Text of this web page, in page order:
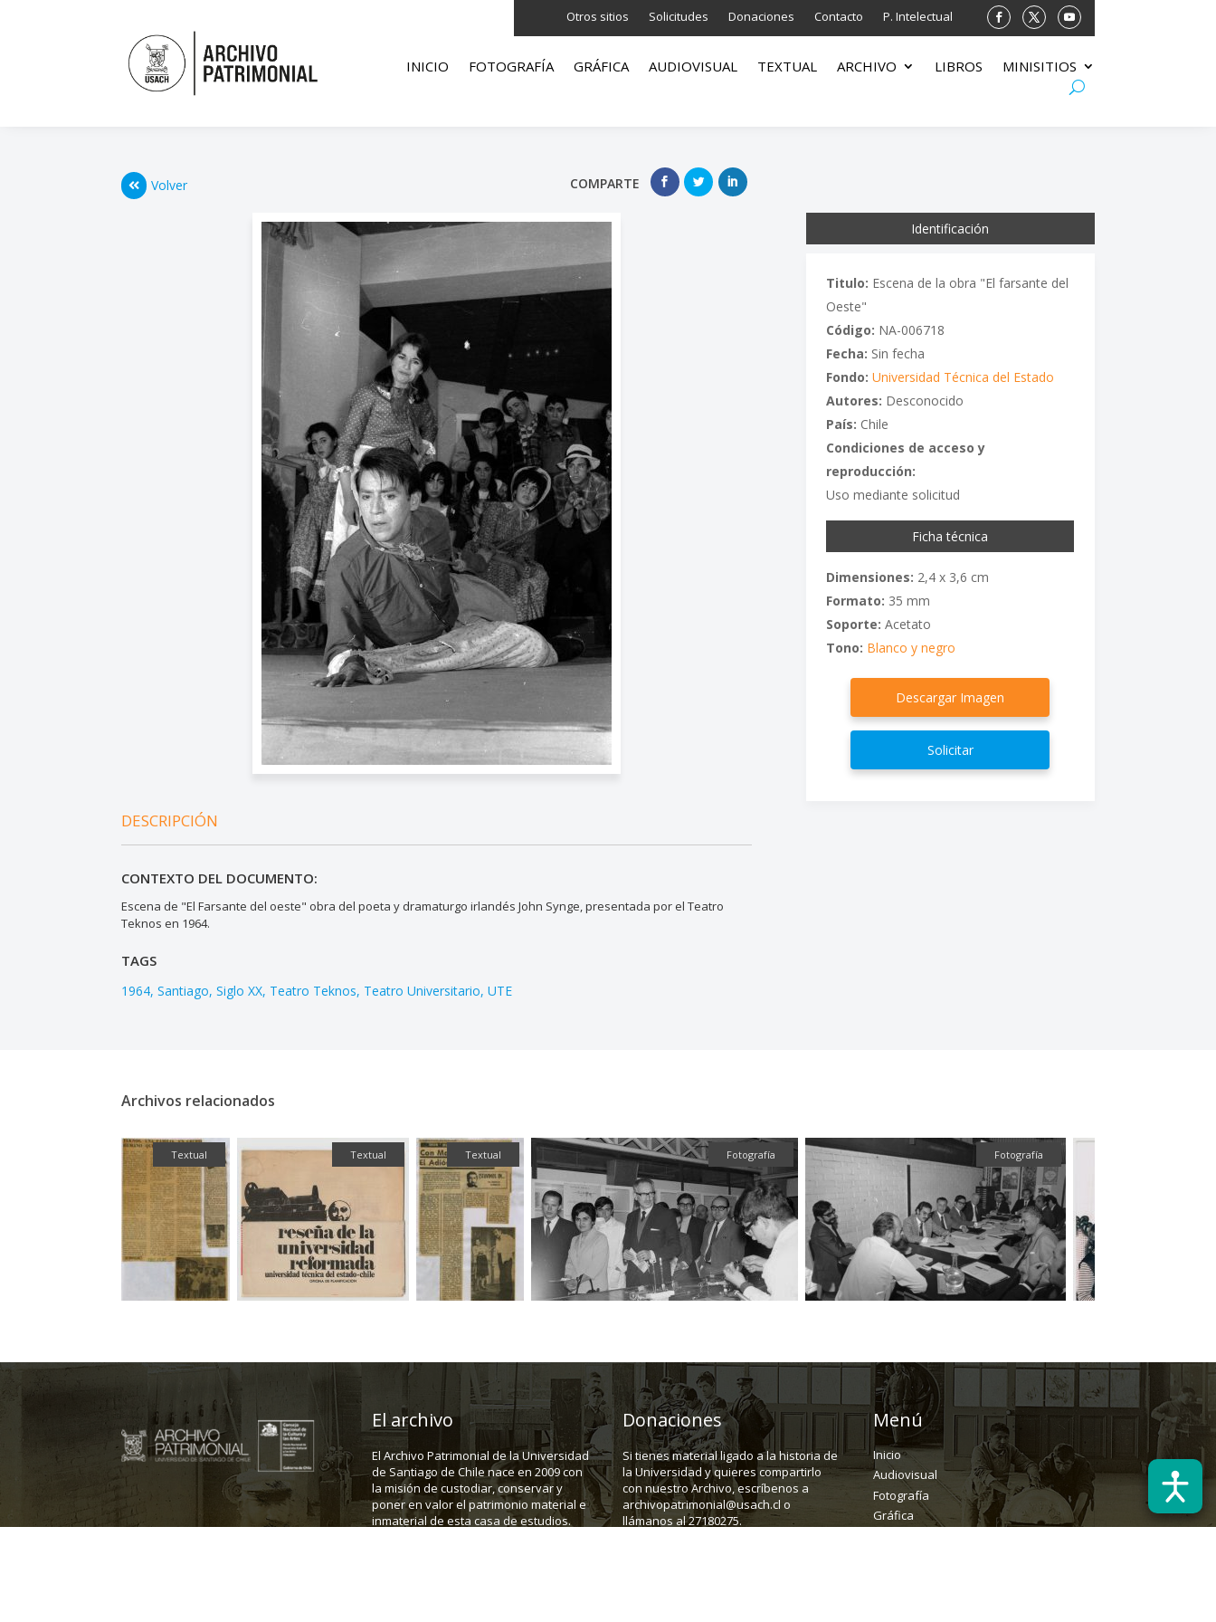
Otros sitios Solicitudes Donaciones Contacto P. Intelectual
INICIO FOTOGRAFÍA GRÁFICA AUDIOVISUAL TEXTUAL ARCHIVO LIBROS MINISITIOS
Volver COMPARTE
DESCRIPCIÓN
CONTEXTO DEL DOCUMENTO:
Escena de "El Farsante del oeste" obra del poeta y dramaturgo irlandés John Synge, presentada por el Teatro
Teknos en 1964.
TAGS
1964 Santiago Siglo XX Teatro Teknos Teatro Universitario UTE
Identificación
Titulo: Escena de la obra "El farsante del
Oeste"
Código: NA-006718
Fecha: Sin fecha
Fondo: Universidad Técnica del Estado
Autores: Desconocido
País: Chile
Condiciones de acceso y
reproducción:
Uso mediante solicitud
Ficha técnica
Dimensiones: 2,4 x 3,6 cm
Formato: 35 mm
Soporte: Acetato
Tono: Blanco y negro
Descargar Imagen
Solicitar
Archivos relacionados
Textual Textual Textual Fotografía Fotografía
El archivo
El Archivo Patrimonial de la Universidad
de Santiago de Chile nace en 2009 con
la misión de custodiar, conservar y
poner en valor el patrimonio material e
inmaterial de esta casa de estudios.
Donaciones
Si tienes material ligado a la historia de
la Universidad y quieres compartirlo
con nuestro Archivo, escríbenos a
archivopatrimonial@usach.cl o
llámanos al 27180275.
Menú
Inicio
Audiovisual
Fotografía
Gráfica